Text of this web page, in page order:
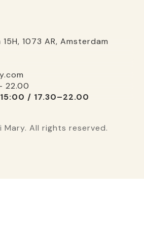
1073 AR, Amsterdam
22.00
/ 17.30–22.00
All rights reserved.